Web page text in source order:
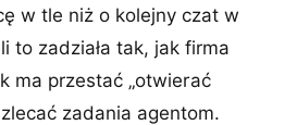
w tle niż o kolejny czat w
to zadziała tak, jak firma
ma przestać „otwierać
zadania agentom.